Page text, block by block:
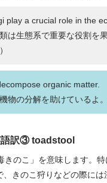
play a crucial role in the
類は生態系で重要な役割を
organic matter.
物の分解を助けているよ。
語訳③ toadstool
きのこ」を意味します。
きのこ狩りなどの際には